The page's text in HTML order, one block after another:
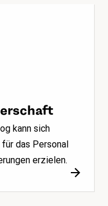
kann sich
das Personal
erzielen.